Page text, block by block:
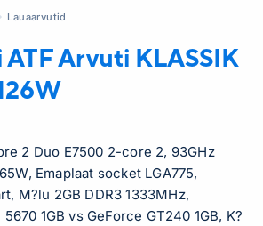
Lauaarvutid
Arvuti KLASSIK
2 Duo E7500 2-core 2, 93GHz
Emaplaat socket LGA775,
M?lu 2GB DDR3 1333MHz,
1GB vs GeForce GT240 1GB, K?